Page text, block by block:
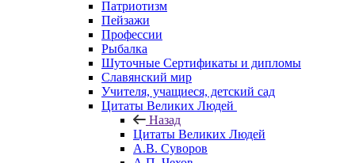
Патриотизм
Пейзажи
Профессии
Рыбалка
Шуточные Сертификаты и дипломы
Славянский мир
Учителя, учащиеся, детский сад
Цитаты Великих Людей
Назад
Цитаты Великих Людей
А.В. Суворов